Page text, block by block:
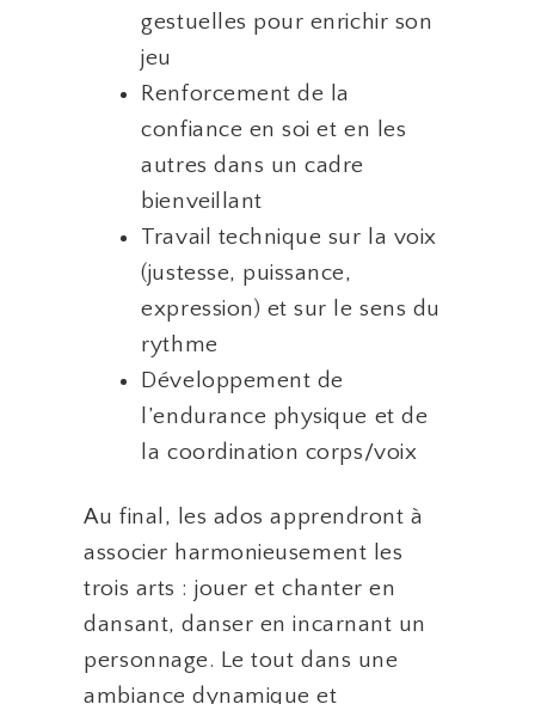
gestuelles pour enrichir son
jeu
Renforcement de la
confiance en soi et en les
autres dans un cadre
bienveillant
Travail technique sur la voix
(justesse, puissance,
expression) et sur le sens du
rythme
Développement de
l’endurance physique et de
la coordination corps/voix
Au final, les ados apprendront à
associer harmonieusement les
trois arts : jouer et chanter en
dansant, danser en incarnant un
personnage. Le tout dans une
ambiance dynamique et